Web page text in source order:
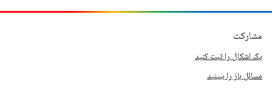
مشارکت
یک اشکال را ثبت کنید
مسائل باز را ببینید